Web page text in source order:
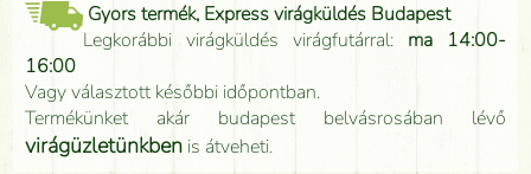
Gyors termék, Express virágküldés Budapest
Legkorábbi virágküldés virágfutárral: ma 14:00-
16:00
Vagy választott későbbi időpontban.
Termékünket akár budapest belvásrosában lévő
virágüzletünkben is átveheti.